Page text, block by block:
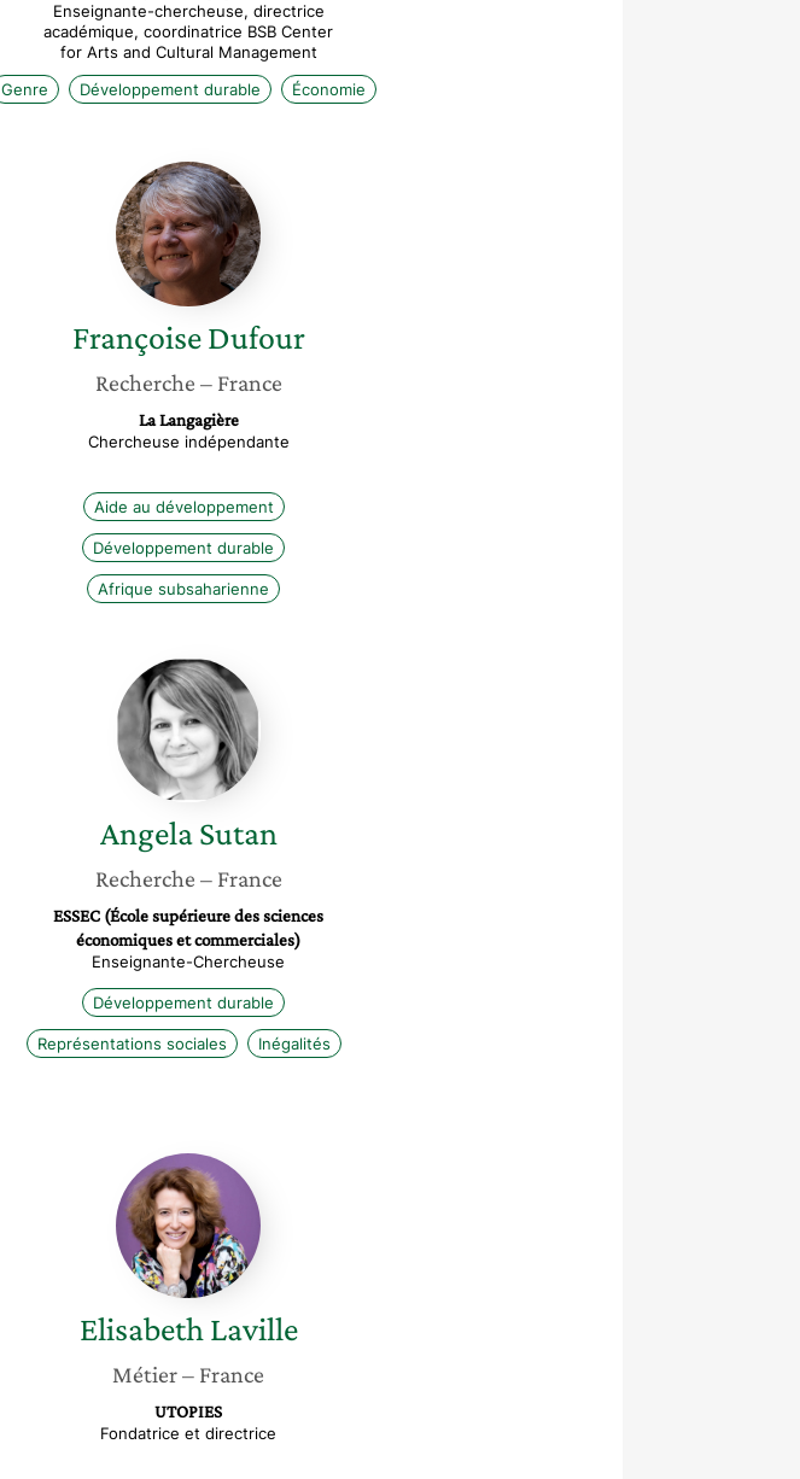
Enseignante-chercheuse, directrice
académique, coordinatrice BSB Center
for Arts and Cultural Management
Genre
Développement durable Économie
Françoise
Dufour
Françoise Dufour
Recherche – France
La Langagière
Chercheuse indépendante
Aide au développement
Développement durable
Afrique subsaharienne
Angela
Sutan
Angela Sutan
Recherche – France
ESSEC (École supérieure des sciences
économiques et commerciales)
Enseignante-Chercheuse
Développement durable
Représentations sociales Inégalités
Elisabeth
Laville
Elisabeth Laville
Métier– France
UTOPIES
Fondatrice et directrice